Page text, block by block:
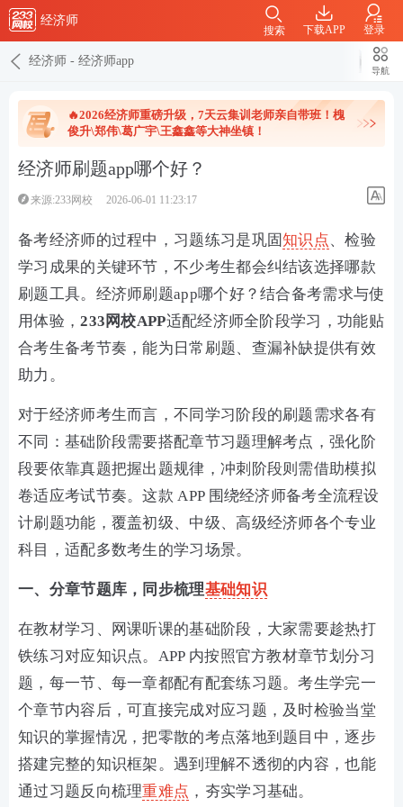
经济师
下载APP 登录
搜索
经济师 - 经济师app
导航
🔥2026经济师重磅升级，7天云集训老师亲自带班！槐
俊升\郑伟\葛广宇\王鑫鑫等大神坐镇！
经济师刷题app哪个好？
来源:233网校 2026-06-01 11:23:17
备考经济师的过程中，习题练习是巩固知识点、检验
学习成果的关键环节，不少考生都会纠结该选择哪款
刷题工具。经济师刷题app哪个好？结合备考需求与使
用体验，233网校APP适配经济师全阶段学习，功能贴
合考生备考节奏，能为日常刷题、查漏补缺提供有效
助力。
对于经济师考生而言，不同学习阶段的刷题需求各有
不同：基础阶段需要搭配章节习题理解考点，强化阶
段要依靠真题把握出题规律，冲刺阶段则需借助模拟
卷适应考试节奏。这款 APP 围绕经济师备考全流程设
计刷题功能，覆盖初级、中级、高级经济师各个专业
科目，适配多数考生的学习场景。
一、分章节题库，同步梳理基础知识
在教材学习、网课听课的基础阶段，大家需要趁热打
铁练习对应知识点。APP 内按照官方教材章节划分习
题，每一节、每一章都配有配套练习题。考生学完一
个章节内容后，可直接完成对应习题，及时检验当堂
知识的掌握情况，把零散的考点落地到题目中，逐步
搭建完整的知识框架。遇到理解不透彻的内容，也能
通过习题反向梳理重难点 ，夯实学习基础。